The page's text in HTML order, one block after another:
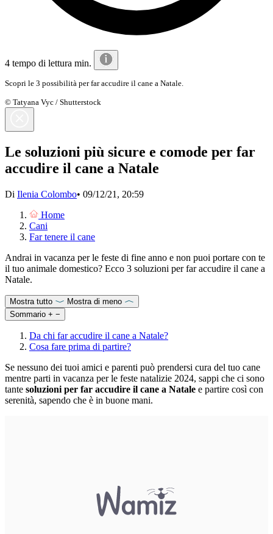
4 tempo di lettura min.
Scopri le 3 possibilità per far accudire il cane a Natale.
© Tatyana Vyc / Shutterstock
Le soluzioni più sicure e comode per far
accudire il cane a Natale
Di Ilenia Colombo• 09/12/21, 20:59
Home
Cani
Far tenere il cane
Andrai in vacanza per le feste di fine anno e non puoi portare con te
il tuo animale domestico? Ecco 3 soluzioni per far accudire il cane a
Natale.
Mostra tutto
Mostra di meno
Sommario + −
Da chi far accudire il cane a Natale?
Cosa fare prima di partire?
Se nessuno dei tuoi amici e parenti può prendersi cura del tuo cane
mentre parti in vacanza per le feste natalizie 2024, sappi che ci sono
tante soluzioni per far accudire il cane a Natale e partire così con
serenità, sapendo che è in buone mani.